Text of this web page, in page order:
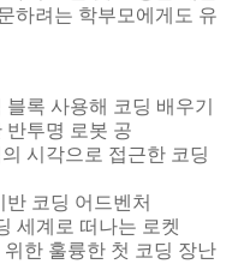
하려는 학부모에게도 유
록 사용해 코딩 배우기
반투명 로봇 공
시각으로 접근한 코딩
코딩 어드벤처
세계로 떠나는 로켓
한 훌륭한 첫 코딩 장난